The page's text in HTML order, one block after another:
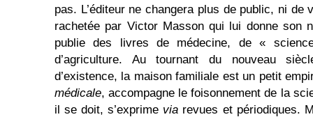
pas. L’éditeur ne changera plus de public, ni de
rachetée par Victor Masson qui lui donne son
publie des livres de médecine, de «
d’agriculture. Au tournant du nouveau
d’existence, la maison familiale est un petit
médicale, accompagne le foisonnement de la
il se doit, s’exprime via revues et périodiques.